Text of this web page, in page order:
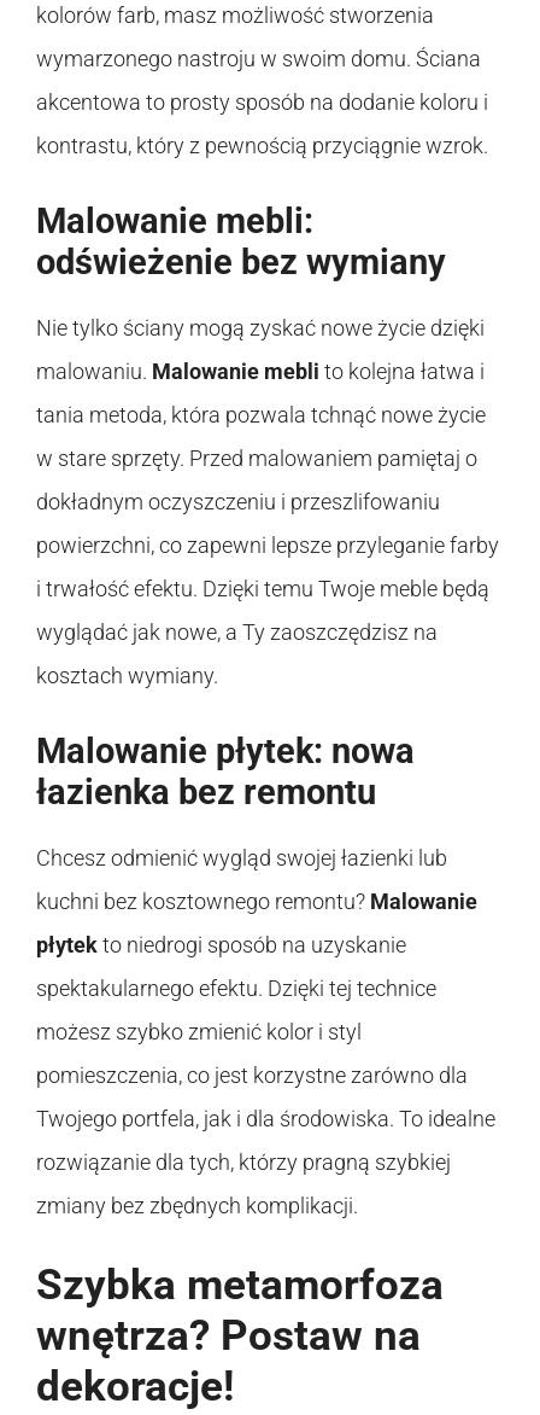
kolorów farb, masz możliwość stworzenia
wymarzonego nastroju w swoim domu. Ściana
akcentowa to prosty sposób na dodanie koloru i
kontrastu, który z pewnością przyciągnie wzrok.
Malowanie mebli:
odświeżenie bez wymiany
Nie tylko ściany mogą zyskać nowe życie dzięki
malowaniu. Malowanie mebli to kolejna łatwa i
tania metoda, która pozwala tchnąć nowe życie
w stare sprzęty. Przed malowaniem pamiętaj o
dokładnym oczyszczeniu i przeszlifowaniu
powierzchni, co zapewni lepsze przyleganie farby
i trwałość efektu. Dzięki temu Twoje meble będą
wyglądać jak nowe, a Ty zaoszczędzisz na
kosztach wymiany.
Malowanie płytek: nowa
łazienka bez remontu
Chcesz odmienić wygląd swojej łazienki lub
kuchni bez kosztownego remontu? Malowanie
płytekto niedrogi sposób na uzyskanie
spektakularnego efektu. Dzięki tej technice
możesz szybko zmienić kolor i styl
pomieszczenia, co jest korzystne zarówno dla
Twojego portfela, jak i dla środowiska. To idealne
rozwiązanie dla tych, którzy pragną szybkiej
zmiany bez zbędnych komplikacji.
Szybka metamorfoza
wnętrza? Postaw na
dekoracje!